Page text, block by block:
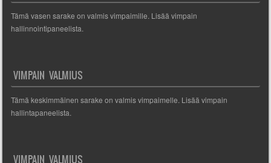
Tämä vasen sarake on valmis vimpaimille. Lisää vimpain
hallinnointipaneelista.
VIMPAIN VALMIUS
Tämä keskimmäinen sarake on valmis vimpaimelle. Lisää vimpain
hallintapaneelista.
VIMPAIN VALMIUS